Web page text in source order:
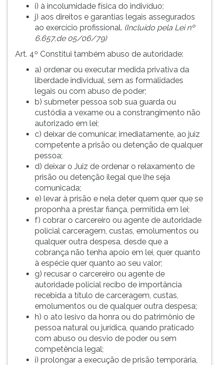
i) à incolumidade física do indivíduo;
j) aos direitos e garantias legais assegurados
ao exercício profissional. (Incluído pela Lei nº
6.657,de 05/06/79)
Art. 4º Constitui também abuso de autoridade:
a) ordenar ou executar medida privativa da
liberdade individual, sem as formalidades
legais ou com abuso de poder;
b) submeter pessoa sob sua guarda ou
custódia a vexame ou a constrangimento não
autorizado em lei;
c) deixar de comunicar, imediatamente, ao juiz
competente a prisão ou detenção de qualquer
pessoa;
d) deixar o Juiz de ordenar o relaxamento de
prisão ou detenção ilegal que lhe seja
comunicada;
e) levar à prisão e nela deter quem quer que se
proponha a prestar fiança, permitida em lei;
f) cobrar o carcereiro ou agente de autoridade
policial carceragem, custas, emolumentos ou
qualquer outra despesa, desde que a
cobrança não tenha apoio em lei, quer quanto
à espécie quer quanto ao seu valor;
g) recusar o carcereiro ou agente de
autoridade policial recibo de importância
recebida a título de carceragem, custas,
emolumentos ou de qualquer outra despesa;
h) o ato lesivo da honra ou do patrimônio de
pessoa natural ou jurídica, quando praticado
com abuso ou desvio de poder ou sem
competência legal;
i) prolongar a execução de prisão temporária,